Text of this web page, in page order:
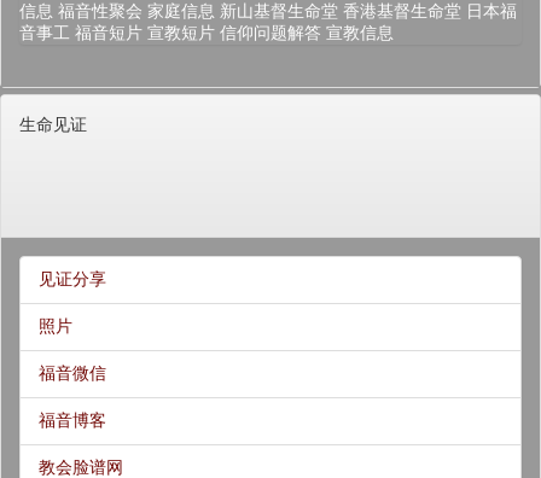
信息 福音性聚会 家庭信息 新山基督生命堂 香港基督生命堂 日本福
音事工 福音短片 宣教短片 信仰问题解答 宣教信息
生命见证
见证分享
照片
福音微信
福音博客
教会脸谱网